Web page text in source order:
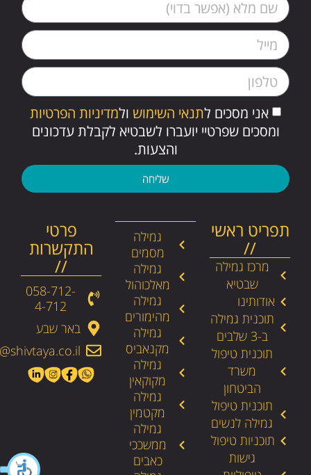
אני מסכים לתנאי השימוש ולמדיניות הפרטיות
ומסכים שפרטיי יועברו לשבטיא לקבלת עדכונים
והצעות.
שליחה
תפריט ראשי
//
מרכז גמילה
שבטיא
אודותינו
תוכנית גמילה
ב-3 שלבים
תוכנית טיפול
משרד
הביטחון
תוכנית טיפול
גמילה לנשים
תוכניות טיפול
גישות
גמילה
מסמים
גמילה
מאלכוהול
גמילה
מהימורים
גמילה
מקנאביס
גמילה
מקוקאין
גמילה
מקטמין
גמילה
ממשככי
כאבים
פרטי
התקשרות
//
058-712-
4-712​
באר שבע